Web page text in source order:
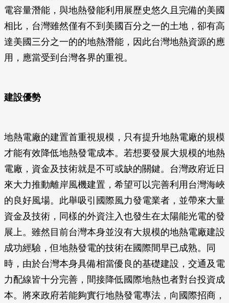
電容量潛能，與地熱發能利用展歷史悠久且完備的美國
相比，台灣雖然僅有不到美國百分之一的土地，卻有高
達美國三分之一的的地熱潛能，因此台灣地熱資源的應
用，應當受到台灣各界的重視。
建設優勢
地熱電廠的建置首重視規模，只有提升地熱電廠的規模
才能有效降低地熱發電成本。若想要發展大規模的地熱
電廠，資金及技術就是不可或缺的關鍵。台灣政府近日
來大力推動離岸風機建置，希望可以完善利用台灣海峽
的良好風場。此舉吸引國際風力發電業者，並帶來大量
資金及技術，同樣的外資注入也發生在太陽能光電的發
展上。雖然目前台灣本身並沒有大規模的地熱電廠建設
成功經驗，但地熱發電的技術在國際間早已成熟。同
時，由於台灣本身具備相當優良的基礎建設，交通及電
力配線皆十分完善，間接降低國際地熱也者對台投資成
本。將來政府若能夠實行地熱發電專法，向國際招商，